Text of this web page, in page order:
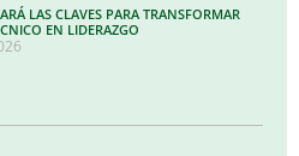
LAS CLAVES PARA TRANSFORMAR
EN LIDERAZGO